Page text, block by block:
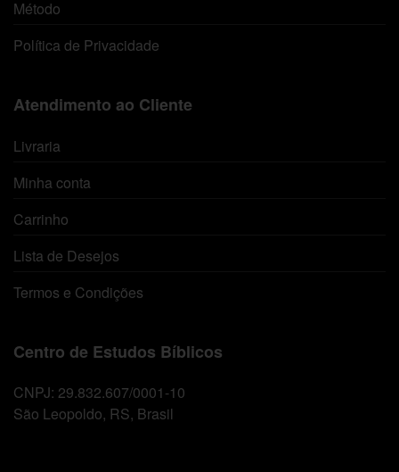
Método
Política de Privacidade
Atendimento ao Cliente
Livraria
Minha conta
Carrinho
Lista de Desejos
Termos e Condições
Centro de Estudos Bíblicos
CNPJ: 29.832.607/0001-10
São Leopoldo, RS, Brasil